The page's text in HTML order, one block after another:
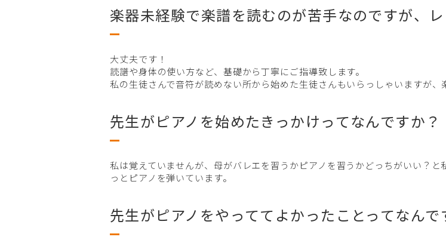
楽器未経験で楽譜を読むのが苦手なのですが、
大丈夫です！
読譜や身体の使い方など、基礎から丁寧にご指導致します。
私の生徒さんで音符が読めない所から始めた生徒さんもいらっしゃいますが、
先生がピアノを始めたきっかけってなんですか？
私は覚えていませんが、母がバレエを習うかピアノを習うかどっちがいい？
っとピアノを弾いています。
先生がピアノをやっててよかったことってなんで